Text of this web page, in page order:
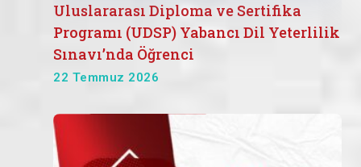
Uluslararası Diploma ve Sertifika
Programı (UDSP) Yabancı Dil Yeterlilik
Sınavı’nda Öğrenci
22 Temmuz 2026